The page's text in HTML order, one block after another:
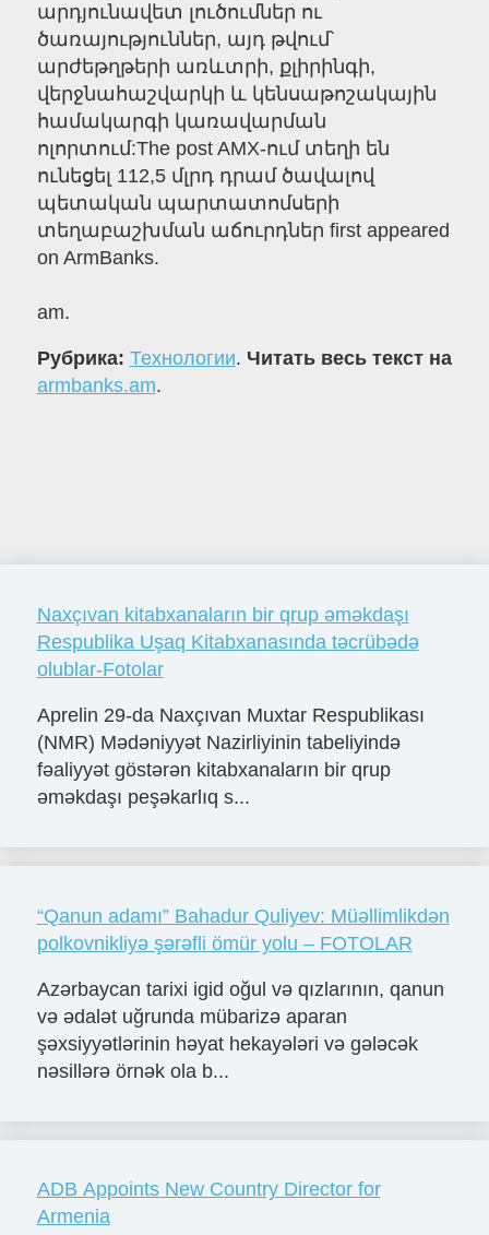
արդյունավետ լուծումներ ու
ծառայություններ, այդ թվում՝
արժեթղթերի առևտրի, քլիրինգի,
վերջնահաշվարկի և կենսաթոշակային
համակարգի կառավարման
ոլորտում:The post AMX-ում տեղի են
ունեցել 112,5 մլրդ դրամ ծավալով
պետական պարտատոմսերի
տեղաբաշխման աճուրդներ first appeared
on ArmBanks.
am.
Рубрика: Технологии. Читать весь текст на
armbanks.am.
Naxçıvan kitabxanaların bir qrup əməkdaşı
Respublika Uşaq Kitabxanasında təcrübədə
olublar-Fotolar
Aprelin 29-da Naxçıvan Muxtar Respublikası
(NMR) Mədəniyyət Nazirliyinin tabeliyində
fəaliyyət göstərən kitabxanaların bir qrup
əməkdaşı peşəkarlıq s...
“Qanun adamı” Bahadur Quliyev: Müəllimlikdən
polkovnikliyə şərəfli ömür yolu – FOTOLAR
Azərbaycan tarixi igid oğul və qızlarının, qanun
və ədalət uğrunda mübarizə aparan
şəxsiyyətlərinin həyat hekayələri və gələcək
nəsillərə örnək ola b...
ADB Appoints New Country Director for
Armenia